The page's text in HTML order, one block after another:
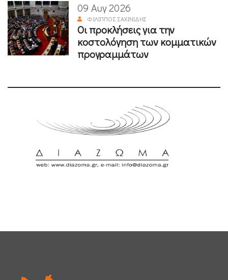
09 Αυγ 2026
ΦΊΛΙΠΠΟΣ ΣΑΧΙΝΊΔΗΣ
Οι προκλήσεις για την
κοστολόγηση των κομματικών
προγραμμάτων